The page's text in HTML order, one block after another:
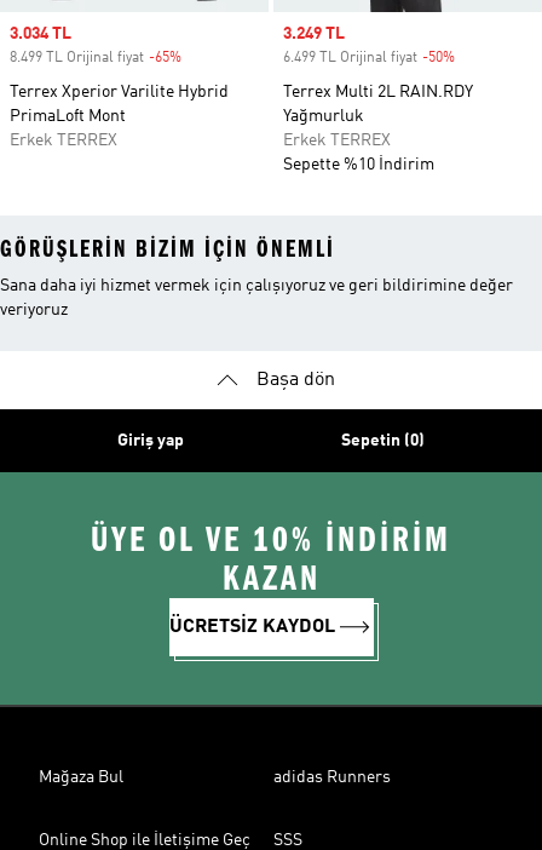
Sale price
3.034 TL
8.499 TL Orijinal fiyat -65%
Terrex Xperior Varilite Hybrid
PrimaLoft Mont
Erkek TERREX
Sale price
3.249 TL
6.499 TL Orijinal fiyat -50%
Terrex Multi 2L RAIN.RDY
Yağmurluk
Erkek TERREX
Sepette %10 İndirim
GÖRÜŞLERIN BIZIM IÇIN ÖNEMLI
Sana daha iyi hizmet vermek için çalışıyoruz ve geri bildirimine değer
veriyoruz
Başa dön
Giriş yap Sepetin (0)
ÜYE OL VE 10% İNDİRİM
KAZAN
ÜCRETSİZ KAYDOL
Mağaza Bul adidas Runners
Online Shop ile İletişime Geç SSS